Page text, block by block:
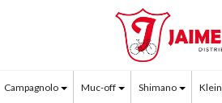
Campagnolo Muc-off Shimano Klein